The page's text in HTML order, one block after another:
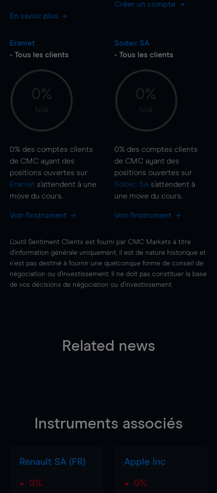
En savoir plus
Créer un compte
Eramet
- Tous les clients
0%
N/A
0% des comptes clients
de CMC ayant des
positions ouvertes sur
Eramet s'attendent à une
move du cours.
Voir l'instrument
Soitec SA
- Tous les clients
0%
N/A
0% des comptes clients
de CMC ayant des
positions ouvertes sur
Soitec SA s'attendent à
une move du cours.
Voir l'instrument
L'outil Sentiment Clients est fourni par CMC Markets à titre
d'information générale uniquement, il est de nature historique et
n'est pas destiné à fournir une quelconque forme de conseil de
négociation ou d'investissement. Il ne doit pas constituer la base
de vos décisions de négociation ou d'investissement.
Related news
Instruments associés
Renault SA (FR)
0%
Apple Inc
0%